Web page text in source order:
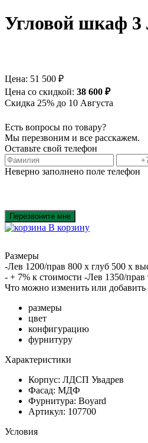
Угловой шкаф 3
Цена: 51 500 ₽
Цена со скидкой: 38 600 ₽
Скидка 25% до 10 Августа
Есть вопросы по товару?
Мы перезвоним и все расскажем.
Оставьте свой телефон
Неверно заполнено поле телефон
Перезвоните мне
В корзину
Размеры
-Лев 1200/прав 800 х глуб 500 х
- + 7% к стоимости -Лев 1350/
Что можно изменить или добавить
размеры
цвет
конфигурацию
фурнитуру
Характеристики
Корпус: ЛДСП Увадрев
Фасад: МДФ
Фурнитура: Boyard
Артикул: 107700
Условия